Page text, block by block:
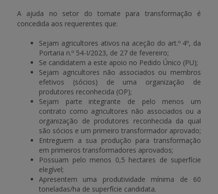
A ajuda no setor do tomate para transformação é
concedida aos requerentes que:
Sejam agricultores ativos na aceção do art.º 4º, da
Portaria n.º 54-I/2023, de 27 de fevereiro;
Se candidatem a este apoio no Pedido Único (PU);
Sejam agricultores não associados ou membros
efetivos (sócios) de uma organização de
produtores reconhecida (OP);
Sejam parte integrante de pelo menos um
contrato como agricultores não associados ou a
organização de produtores reconhecida da qual
são sócios e um primeiro transformador aprovado;
Entreguem a sua produção para transformação
em primeiros transformadores aprovados;
Possuam pelo menos 0,5 hectares de superfície
elegível;
Apresentem uma produtividade mínima de 60
toneladas/ha de superfície candidata.